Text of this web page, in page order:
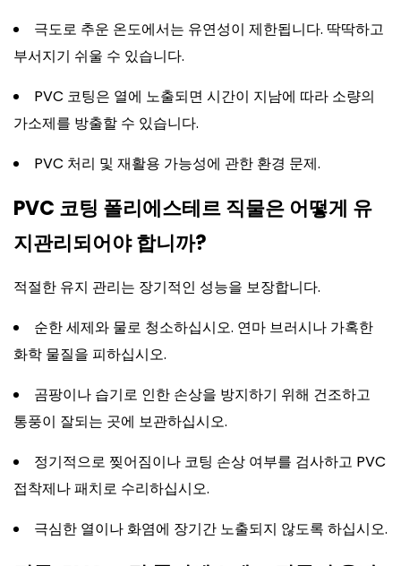
극도로 추운 온도에서는 유연성이 제한됩니다. 딱딱하고
부서지기 쉬울 수 있습니다.
PVC 코팅은 열에 노출되면 시간이 지남에 따라 소량의
가소제를 방출할 수 있습니다.
PVC 처리 및 재활용 가능성에 관한 환경 문제.
PVC 코팅 폴리에스테르 직물은 어떻게 유
지관리되어야 합니까?
적절한 유지 관리는 장기적인 성능을 보장합니다.
순한 세제와 물로 청소하십시오. 연마 브러시나 가혹한
화학 물질을 피하십시오.
곰팡이나 습기로 인한 손상을 방지하기 위해 건조하고
통풍이 잘되는 곳에 보관하십시오.
정기적으로 찢어짐이나 코팅 손상 여부를 검사하고 PVC
접착제나 패치로 수리하십시오.
극심한 열이나 화염에 장기간 노출되지 않도록 하십시오.